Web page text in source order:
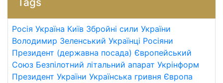
Росія Україна Київ Збройні сили України
Володимир Зеленський Українці Росіяни
Президент (державна посада) Європейський
Союз Безпілотний літальний апарат Укрінформ
Президент України Українська гривня Європа